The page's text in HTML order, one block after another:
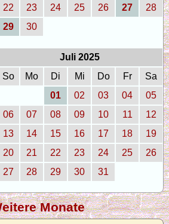
22
23 24 25 26 27
28
29
30
Juli 2025
So
Mo Di Mi Do Fr
Sa
01
02 03 04
05
06
07 08 09 10 11
12
13
14 15 16 17 18
19
20
21 22 23 24 25
26
27
28 29 30 31
Monate